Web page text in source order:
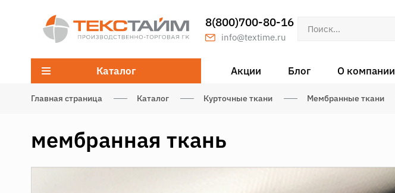
8(800)700-80-16
info@textime.ru
Каталог Акции Блог О компании
Главная страница Каталог Курточные ткани Мембранные ткани
мембранная ткань